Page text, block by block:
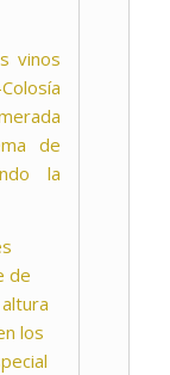
vinos
de
la
de
los